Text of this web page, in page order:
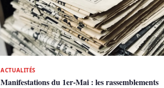
ACTUALITÉS
Manifestations du 1er-Mai : les rassemblements